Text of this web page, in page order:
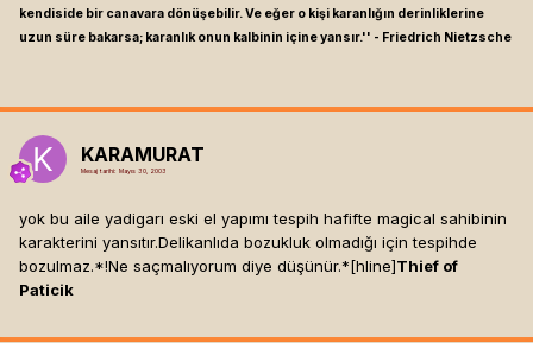
kendiside bir canavara dönüşebilir. Ve eğer o kişi karanlığın derinliklerine
uzun süre bakarsa; karanlık onun kalbinin içine yansır.'' - Friedrich Nietzsche
KARAMURAT
Mesaj tarihi: Mayıs 30, 2003
yok bu aile yadigarı eski el yapımı tespih hafifte magical sahibinin
karakterini yansıtır.Delikanlıda bozukluk olmadığı için tespihde
bozulmaz.*!Ne saçmalıyorum diye düşünür.*[hline]Thief of
Paticik